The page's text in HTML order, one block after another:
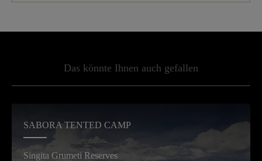
Das könnte Ihnen auch gefallen
SABORA TENTED CAMP
Singita Grumeti Reserves